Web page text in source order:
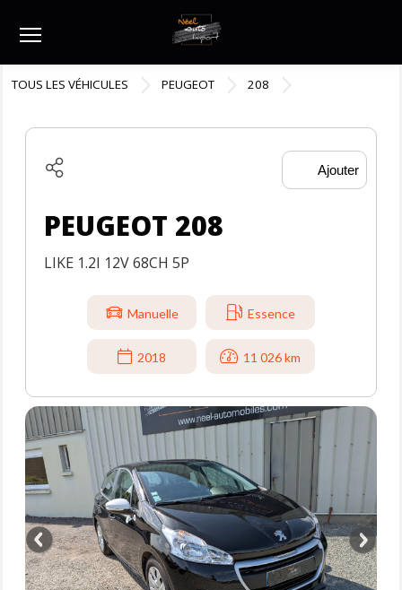
TOUS LES VÉHICULES PEUGEOT 208
Ajouter
PEUGEOT 208
LIKE 1.2I 12V 68CH 5P
Manuelle Essence
2018 11 026 km